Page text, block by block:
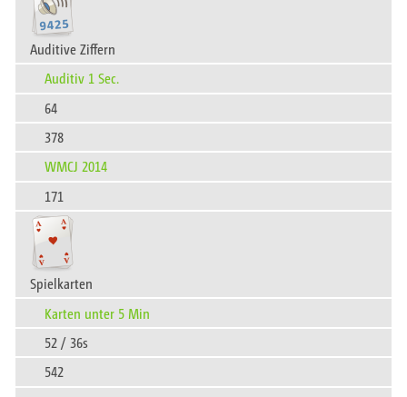
Auditive Ziffern
Auditiv 1 Sec.
64
378
WMCJ 2014
171
Spielkarten
Karten unter 5 Min
52 / 36s
542